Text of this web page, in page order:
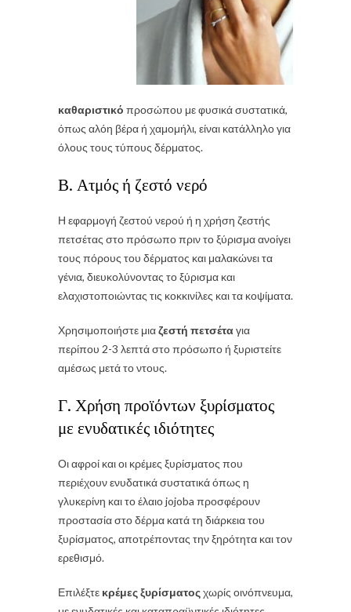
καθαριστικό προσώπου με φυσικά συστατικά,
όπως αλόη βέρα ή χαμομήλι, είναι κατάλληλο για
όλους τους τύπους δέρματος.
Β. Ατμός ή ζεστό νερό
Η εφαρμογή ζεστού νερού ή η χρήση ζεστής
πετσέτας στο πρόσωπο πριν το ξύρισμα ανοίγει
τους πόρους του δέρματος και μαλακώνει τα
γένια, διευκολύνοντας το ξύρισμα και
ελαχιστοποιώντας τις κοκκινίλες και τα κοψίματα.
Χρησιμοποιήστε μιαζεστή πετσέταγια
περίπου 2-3 λεπτά στο πρόσωπο ή ξυριστείτε
αμέσως μετά το ντους.
Γ. Χρήση προϊόντων ξυρίσματος
με ενυδατικές ιδιότητες
Οι αφροί και οι κρέμες ξυρίσματος που
περιέχουν ενυδατικά συστατικά όπως η
γλυκερίνη και το έλαιο jojoba προσφέρουν
προστασία στο δέρμα κατά τη διάρκεια του
ξυρίσματος, αποτρέποντας την ξηρότητα και τον
ερεθισμό.
Επιλέξτε κρέμες ξυρίσματοςχωρίς οινόπνευμα,